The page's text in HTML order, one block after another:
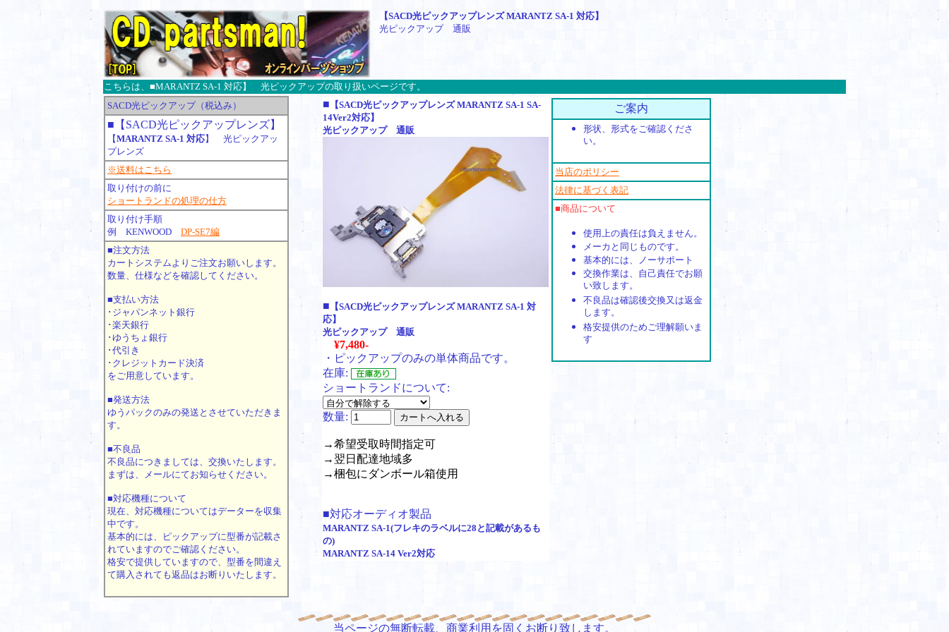
【SACD光ピックアップレンズ MARANTZ SA-1 対応】
光ピックアップ 通販
こちらは、■MARANTZ SA-1 対応】 光ピックアップの取り扱いページです。
SACD光ピックアップ（税込み）
■【SACD光ピックアップレンズ】
【MARANTZ SA-1 対応】 光ピックアッ
プレンズ
※送料はこちら
取り付けの前に
ショートランドの処理の仕方
取り付け手順
例 KENWOOD DP-SE7編
■注文方法
カートシステムよりご注文お願いします。
数量、仕様などを確認してください。
■支払い方法
･ジャパンネット銀行
･楽天銀行
･ゆうちょ銀行
･代引き
･クレジットカード決済
をご用意しています。
■発送方法
ゆうパックのみの発送とさせていただきま
す。
■不良品
不良品につきましては、交換いたします。
まずは、メールにてお知らせください。
■対応機種について
現在、対応機種についてはデーターを収集
中です。
基本的には、ピックアップに型番が記載さ
れていますのでご確認ください。
格安で提供していますので、型番を間違え
て購入されても返品はお断りいたします。
■ 【SACD光ピックアップレンズ MARANTZ SA-1 SA-
14Ver2対応】
光ピックアップ 通販
■ 【SACD光ピックアップレンズ MARANTZ SA-1 対
応】
光ピックアップ 通販
¥7,480-
・ピックアップのみの単体商品です。
在庫:
ショートランドについて:
数量:
→希望受取時間指定可
→翌日配達地域多
→梱包にダンボール箱使用
■対応オーディオ製品
MARANTZ SA-1(フレキのラベルに28と記載があるも
の)
MARANTZ SA-14 Ver2対応
ご案内
形状、形式をご確認くださ
い。
当店のポリシー
法律に基づく表記
■商品について
使用上の責任は負えません。
メーカと同じものです。
基本的には、ノーサポート
交換作業は、自己責任でお願
い致します。
不良品は確認後交換又は返金
します。
格安提供のためご理解願いま
す
当ページの無断転載、商業利用を固くお断り致します。